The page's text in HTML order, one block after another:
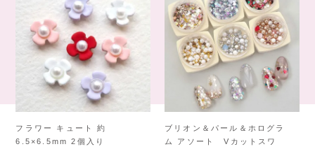
フラワー キュート 約
6.5×6.5mm 2個入り
ブリオン＆パール＆ホログラ
ム アソート Vカットスワ